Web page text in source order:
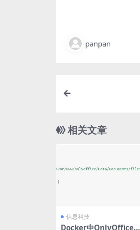
panpan
相关文章
信息科技
Docker中OnlyOffice打